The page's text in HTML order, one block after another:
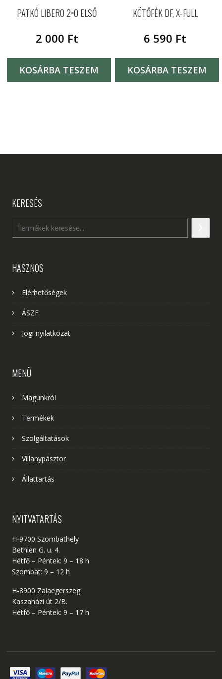
PATKÓ LIBERO 2×0 ELSŐ
2 000 Ft
KOSÁRBA TESZEM
KÖTŐFÉK DF, X-FULL
6 590 Ft
KOSÁRBA TESZEM
KERESÉS
HASZNOS
Elérhetőségek
ÁSZF
Jogi nyilatkozat
MENÜ
Magunkról
Termékek
Szolgáltatások
Villanypásztor
Állattartás
NYITVATARTÁS
H-9700 Szombathely
Bethlen G. u. 4.
Hétfő – Péntek: 9 – 18 h
Szombat: 9 – 12 h
H-8900 Zalaegerszeg
Kaszaházi út 2/B.
Hétfő – Péntek: 9 – 17 h